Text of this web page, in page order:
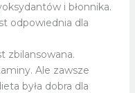
i błonnika.
odpowiednia dla
zbilansowana.
Ale zawsze
była dobra dla